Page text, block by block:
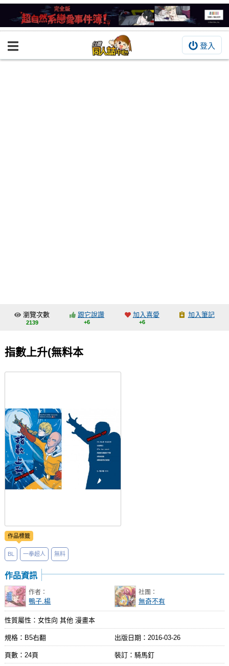
登入
BOOKY書集倉庫
交流中心
會員功能選單
登入
瀏覽次數
2139
跟它說讚
+6
加入喜愛
+6
加入筆記
指數上升(無料本
作品標籤
BL 一拳超人 無料
作品資訊
作者：
鴨子.楊
社團：
無奇不有
性質屬性：女性向 其他 漫畫本
規格：B5右翻 出版日期： 2016-03-26
頁數：24頁 裝訂：騎馬釘